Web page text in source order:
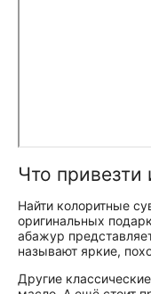
Что привезти
Найти колоритные
оригинальных
абажур
называют яркие,
Другие